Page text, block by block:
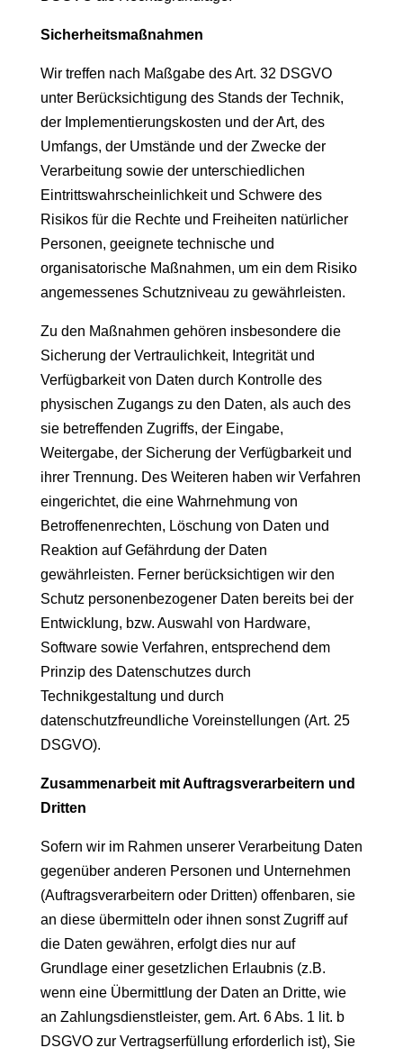
Sicherheitsmaßnahmen
Wir treffen nach Maßgabe des Art. 32 DSGVO
unter Berücksichtigung des Stands der Technik,
der Implementierungskosten und der Art, des
Umfangs, der Umstände und der Zwecke der
Verarbeitung sowie der unterschiedlichen
Eintrittswahrscheinlichkeit und Schwere des
Risikos für die Rechte und Freiheiten natürlicher
Personen, geeignete technische und
organisatorische Maßnahmen, um ein dem Risiko
angemessenes Schutzniveau zu gewährleisten.
Zu den Maßnahmen gehören insbesondere die
Sicherung der Vertraulichkeit, Integrität und
Verfügbarkeit von Daten durch Kontrolle des
physischen Zugangs zu den Daten, als auch des
sie betreffenden Zugriffs, der Eingabe,
Weitergabe, der Sicherung der Verfügbarkeit und
ihrer Trennung. Des Weiteren haben wir Verfahren
eingerichtet, die eine Wahrnehmung von
Betroffenenrechten, Löschung von Daten und
Reaktion auf Gefährdung der Daten
gewährleisten. Ferner berücksichtigen wir den
Schutz personenbezogener Daten bereits bei der
Entwicklung, bzw. Auswahl von Hardware,
Software sowie Verfahren, entsprechend dem
Prinzip des Datenschutzes durch
Technikgestaltung und durch
datenschutzfreundliche Voreinstellungen (Art. 25
DSGVO).
Zusammenarbeit mit Auftragsverarbeitern und
Dritten
Sofern wir im Rahmen unserer Verarbeitung Daten
gegenüber anderen Personen und Unternehmen
(Auftragsverarbeitern oder Dritten) offenbaren, sie
an diese übermitteln oder ihnen sonst Zugriff auf
die Daten gewähren, erfolgt dies nur auf
Grundlage einer gesetzlichen Erlaubnis (z.B.
wenn eine Übermittlung der Daten an Dritte, wie
an Zahlungsdienstleister, gem. Art. 6 Abs. 1 lit. b
DSGVO zur Vertragserfüllung erforderlich ist), Sie